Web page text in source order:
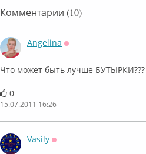
Комментарии (10)
Angelina
Что может быть лучше
0
15.07.2011 16:26
Vasily